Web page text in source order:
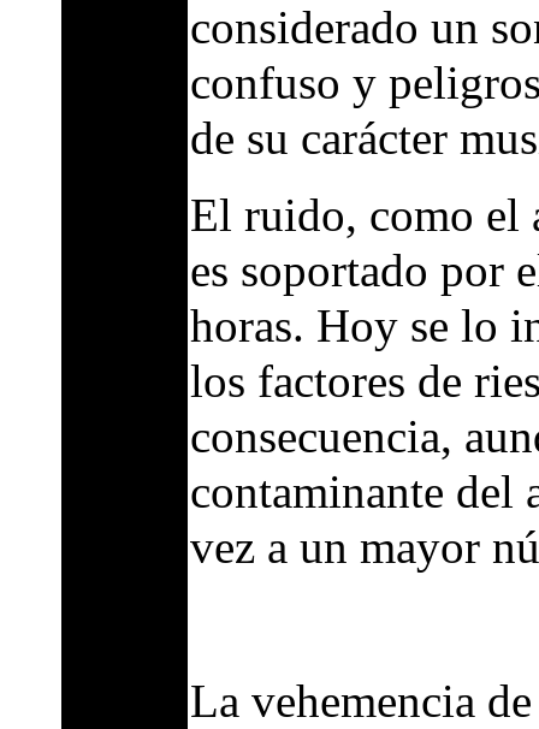
considerado un
confuso y
de su carácter
El ruido, como el
es soportado por
horas. Hoy se lo
los factores de
consecuencia,
contaminante del
vez a un mayor
La vehemencia